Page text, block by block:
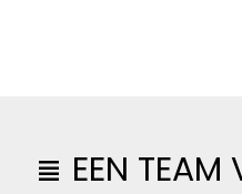
EEN TEAM